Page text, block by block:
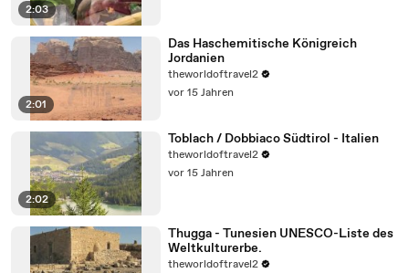
2:03
2:01
Das Haschemitische Königreich
Jordanien
theworldoftravel2
vor 15 Jahren
2:02
Toblach / Dobbiaco Südtirol - Italien
theworldoftravel2
vor 15 Jahren
Thugga - Tunesien UNESCO-Liste des
Weltkulturerbe.
theworldoftravel2